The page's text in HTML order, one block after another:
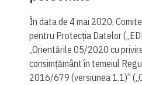
În data de 4 mai 2020,
pentru Protecția Datelor
„Orientările 05/2020 cu
consimțământ în temeiul
2016/679 (versiunea 1.1)”